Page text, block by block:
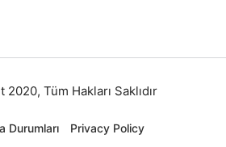
Tüm Hakları Saklıdır
Durumları Privacy Policy